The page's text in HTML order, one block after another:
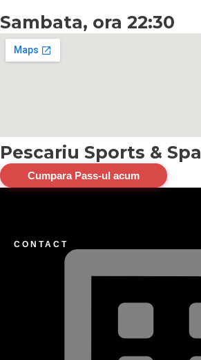
Sambata, ora 22:30
Pescariu Sports & Spa
Cumpara Pass-ul acum
CONTACT